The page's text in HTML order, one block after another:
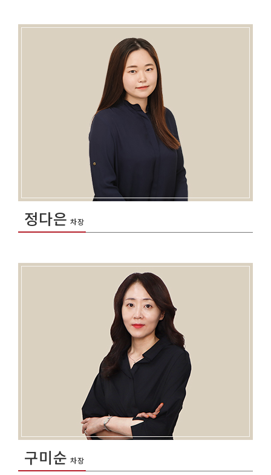
정다은 차장
구미순 차장